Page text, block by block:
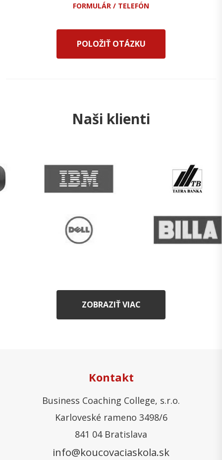
FORMULÁR / TELEFÓN
POLOŽIŤ OTÁZKU
Naši klienti
ZOBRAZIŤ VIAC
Kontakt
Business Coaching College, s.r.o.
Karloveské rameno 3498/6
841 04 Bratislava
info@koucovaciaskola.sk